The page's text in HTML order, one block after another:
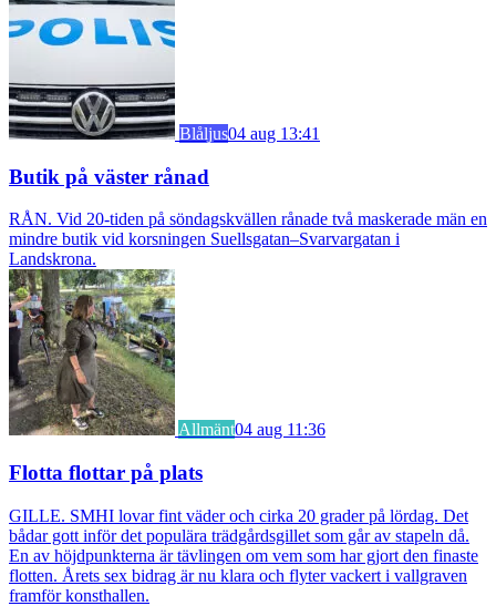
Blåljus04 aug 13:41
Butik på väster rånad
RÅN. Vid 20-tiden på söndagskvällen rånade två maskerade män en
mindre butik vid korsningen Suellsgatan–Svarvargatan i
Landskrona.
Allmänt04 aug 11:36
Flotta flottar på plats
GILLE. SMHI lovar fint väder och cirka 20 grader på lördag. Det
bådar gott inför det populära trädgårdsgillet som går av stapeln då.
En av höjdpunkterna är tävlingen om vem som har gjort den finaste
flotten. Årets sex bidrag är nu klara och flyter vackert i vallgraven
framför konsthallen.